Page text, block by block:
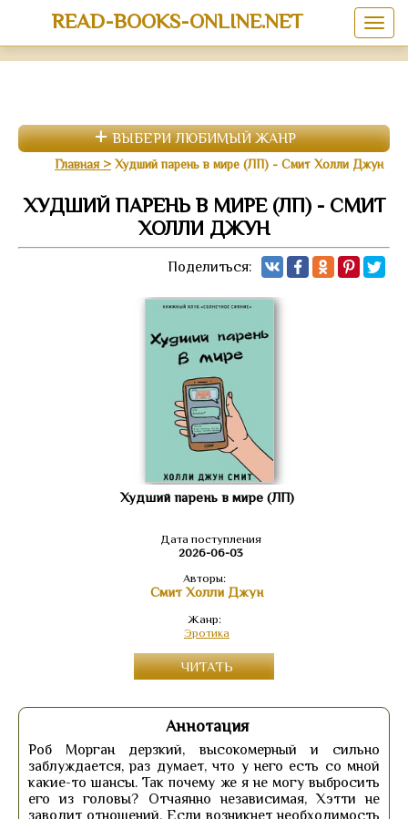
READ-BOOKS-ONLINE.NET
ВЫБЕРИ ЛЮБИМЫЙ ЖАНР
Главная Худший парень в мире (ЛП) - Смит Холли Джун
ХУДШИЙ ПАРЕНЬ В МИРЕ (ЛП) - СМИТ
ХОЛЛИ ДЖУН
Поделиться:
Худший парень в мире (ЛП)
Дата поступления
2026-06-03
Авторы:
Смит Холли Джун
Жанр:
Эротика
ЧИТАТЬ
Аннотация
Роб Морган дерзкий, высокомерный и сильно
заблуждается, раз думает, что у него есть со мной
какие-то шансы. Так почему же я не могу выбросить
его из головы? Отчаянно независимая, Хэтти не
заводит отношений. Если возникнет необходимость